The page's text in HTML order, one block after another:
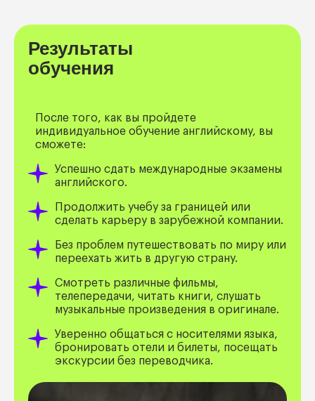
Результаты
обучения
После того, как вы пройдете
индивидуальное обучение английскому, вы
сможете:
Успешно сдать международные экзамены
английского.
Продолжить учебу за границей или
сделать карьеру в зарубежной компании.
Без проблем путешествовать по миру или
переехать жить в другую страну.
Смотреть различные фильмы,
телепередачи, читать книги, слушать
музыкальные произведения в оригинале.
Уверенно общаться с носителями языка,
бронировать отели и билеты, посещать
экскурсии без переводчика.